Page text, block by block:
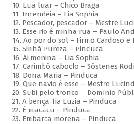
10. Lua luar – Chico Braga
11. Incendeia – Lia Sophia
12. Pescador, pescador – Mestre
13. Esse rio é minha rua – Paulo
14. Ao por do sol – Firmo Cardoso e
15. Sinhá Pureza – Pinduca
16. Ai menina – Lia Sophia
17. Carimbó caboclo – Sóstenes
18. Dona Maria – Pinduca
19. Que navio é esse – Mestre
20. Subi pelo tronco – Domínio
21. A bença Tia Luzia – Pinduca
22. É macacu – Pinduca
23. Embarca morena – Pinduca